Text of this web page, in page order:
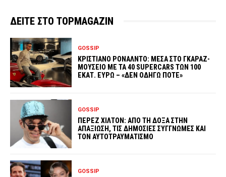
ΔΕΙΤΕ ΣΤΟ TOPMAGAZIN
GOSSIP
ΚΡΙΣΤΙΑΝΟ ΡΟΝΑΛΝΤΟ: ΜΕΣΑ ΣΤΟ ΓΚΑΡΑΖ-
ΜΟΥΣΕΙΟ ΜΕ ΤΑ 40 SUPERCARS ΤΩΝ 100
ΕΚΑΤ. ΕΥΡΩ – «ΔΕΝ ΟΔΗΓΩ ΠΟΤΕ»
GOSSIP
ΠΕΡΕΖ ΧΙΛΤΟΝ: ΑΠΟ ΤΗ ΔΟΞΑ ΣΤΗΝ
ΑΠΑΞΙΩΣΗ, ΤΙΣ ΔΗΜΟΣΙΕΣ ΣΥΓΓΝΩΜΕΣ ΚΑΙ
ΤΟΝ ΑΥΤΟΤΡΑΥΜΑΤΙΣΜΟ
GOSSIP